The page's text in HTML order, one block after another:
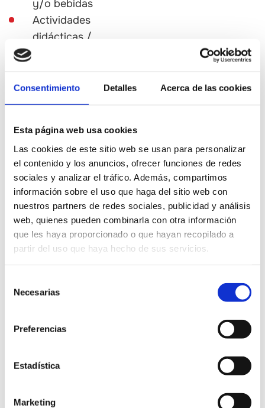
Consentimiento Detalles Acerca de las cookies
Esta página web usa cookies
Las cookies de este sitio web se usan para personalizar
el contenido y los anuncios, ofrecer funciones de redes
sociales y analizar el tráfico. Además, compartimos
información sobre el uso que haga del sitio web con
nuestros partners de redes sociales, publicidad y análisis
web, quienes pueden combinarla con otra información
que les haya proporcionado o que hayan recopilado a
partir del uso que haya hecho de sus servicios.
Necesarias
Preferencias
Estadística
Marketing
y/o bebidas
Actividades
didácticas /
Visitas y
experiencias en
museo / centro de
Gastronomische Routen
Die Route des Olivenöls und der